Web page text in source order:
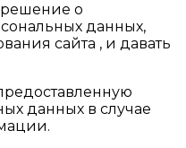
решение о
данных,
сайта , и давать
данных в случае